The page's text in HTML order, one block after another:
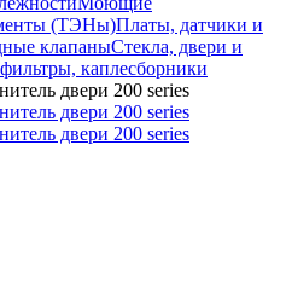
(ТЭНы)Платы, датчики и
клапаныСтекла, двери и
каплесборники
двери 200 series